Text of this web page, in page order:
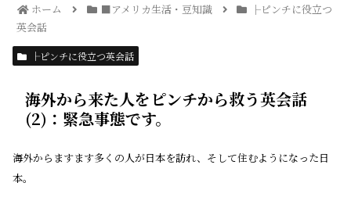
ホーム ■アメリカ生活・豆知識
├ピンチに役立つ
英会話
├ピンチに役立つ英会話
海外から来た人をピンチから救う英会話
(2)：緊急事態です。
海外からますます多くの人が日本を訪れ、そして住むようになった日
本。